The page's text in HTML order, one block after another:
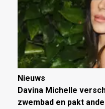
Nieuws
Davina Michelle
zwembad en pakt